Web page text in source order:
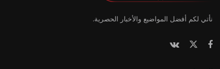
نأتي لكم أفضل المواضيع والأخبار الحصرية.